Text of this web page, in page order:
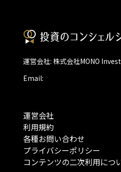
運営会社: 株式会社MONO
Email:
運営会社
利用規約
各種お問い合わせ
プライバシーポリシー
コンテンツの二次利用につ